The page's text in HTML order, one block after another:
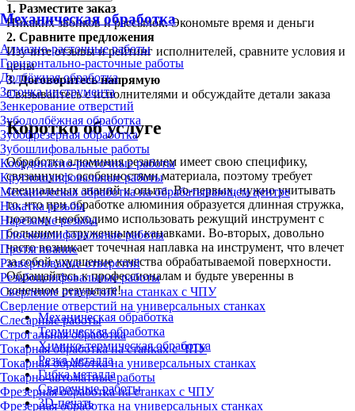
Механическая обработка
Алмазно-расточные работы
Горизонтально-расточные работы
Долбёжная обработка
Заточка инструмента
Зенкерование отверстий
Зубодолбёжная обработка
Зубофрезерная обработка
Зубошлифовальные работы
Координатно-расточные работы
Круглошлифовальные работы
Механическая обработка на обрабатывающем центре
Накатка резьбы
Нарезание резьбы
Плоскошлифовальные работы
Протягивание
Развертывание отверстий
Резьбошлифовальные работы
Сверление отверстий на станках с ЧПУ
Сверление отверстий на универсальных станках
Слесарные работы
Строгальная обработка
Токарная обработка на станках с ЧПУ
Токарная обработка на универсальных станках
Токарно-автоматные работы
Фрезерная обработка на станках с ЧПУ
Фрезерная обработка на универсальных станках
1. Разместите заказ
Никаких звонков и рассылок. Экономьте время и деньги
2. Сравните предложения
Изучите отзывы и рейтинг исполнителей, сравните условия и
цены
3.Договоритесь напрямую
Связывайтесь с исполнителями и обсуждайте детали заказа
Коротко об услуге
Обработка алюминия резанием имеет свою специфику,
связанную с особенностями материала, поэтому требует
специальных знаний и опыта. Во-первых, нужно учитывать
то, что при обработке алюминия образуется длинная стружка,
поэтому необходимо использовать режущий инструмент с
большими стружечными канавками. Во-вторых, довольно
часто возникает точечная наплавка на инструмент, что влечет
за собой ухудшение качества обрабатываемой поверхности.
Обращайтесь к профессионалам и будьте уверенны в
конечном результате!
Механическая обработка
Термическая обработка
Химико-термическая обработка
Резка металла
Гибка металла
Сварочные работы
3D-печать